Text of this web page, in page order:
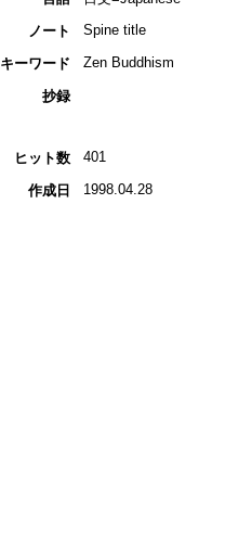
ノート
Spine title
キーワード Zen Buddhism
抄録
ヒット数 401
作成日 1998.04.28